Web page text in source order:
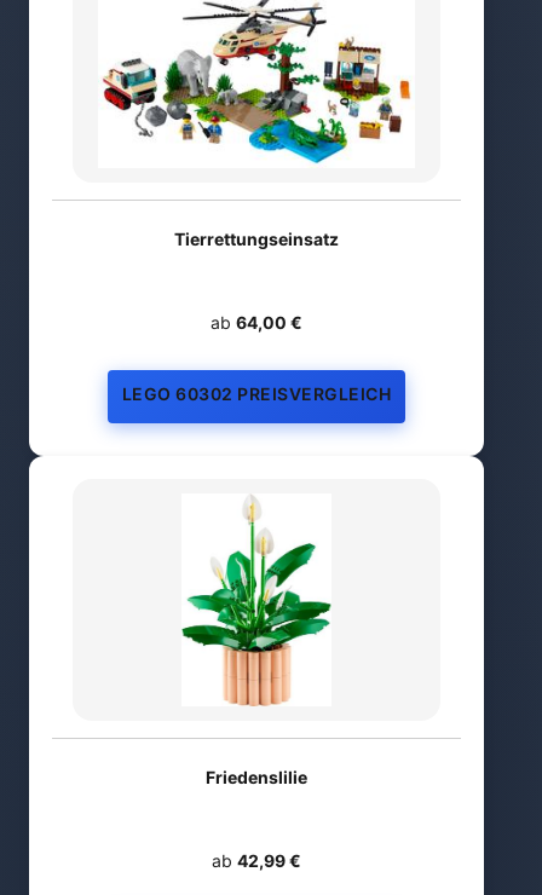
Tierrettungseinsatz
ab 64,00 €
LEGO 60302 PREISVERGLEICH
Friedenslilie
ab 42,99 €